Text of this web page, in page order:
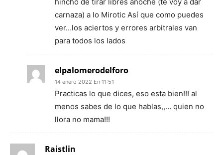
carnaza) a lo Mirotic Así que como puedes
ver…los aciertos y errores arbitrales van
para todos los lados
elpalomerodelforo
14 enero 2022 En 11:51
Practicas lo que dices, eso esta bien!!! al
menos sabes de lo que hablas,,… quien no
llora no mama!!!
Raistlin